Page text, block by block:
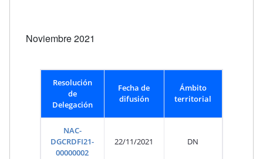
Noviembre 2021
Resolución
de
Delegación
Fecha de
difusión
Ámbito
territorial
NAC-
DGCRDFI21-
00000002
22/11/2021 DN